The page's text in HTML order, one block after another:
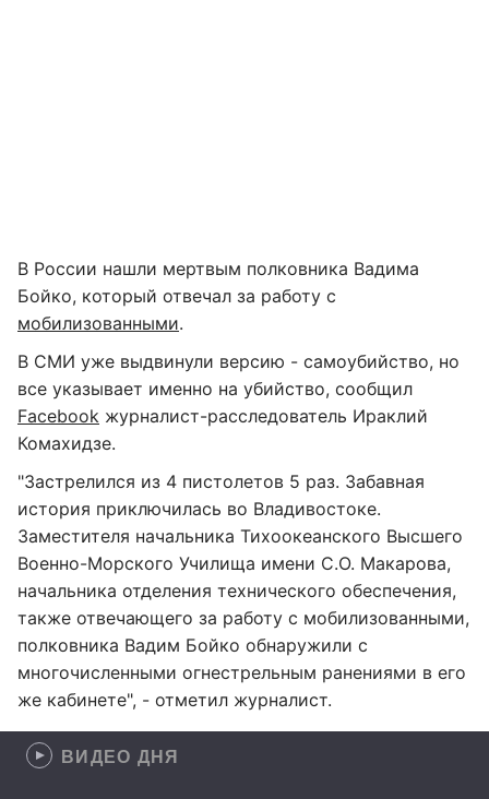
В России нашли мертвым полковника Вадима
Бойко, который отвечал за работу с
мобилизованными.
В СМИ уже выдвинули версию - самоубийство, но
все указывает именно на убийство, сообщил
Facebook журналист-расследователь Ираклий
Комахидзе.
"Застрелился из 4 пистолетов 5 раз. Забавная
история приключилась во Владивостоке.
Заместителя начальника Тихоокеанского Высшего
Военно-Морского Училища имени С.О. Макарова,
начальника отделения технического обеспечения,
также отвечающего за работу с мобилизованными,
полковника Вадим Бойко обнаружили с
многочисленными огнестрельным ранениями в его
же кабинете", - отметил журналист.
ВИДЕО ДНЯ